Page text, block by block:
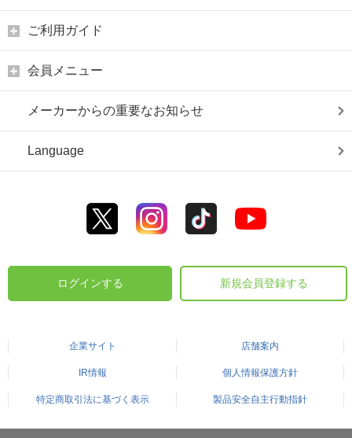
ご利用ガイド
会員メニュー
メーカーからの重要なお知らせ
Language
ログインする 新規会員登録する
企業サイト 店舗案内
IR情報 個人情報保護方針
特定商取引法に基づく表示 製品安全自主行動指針